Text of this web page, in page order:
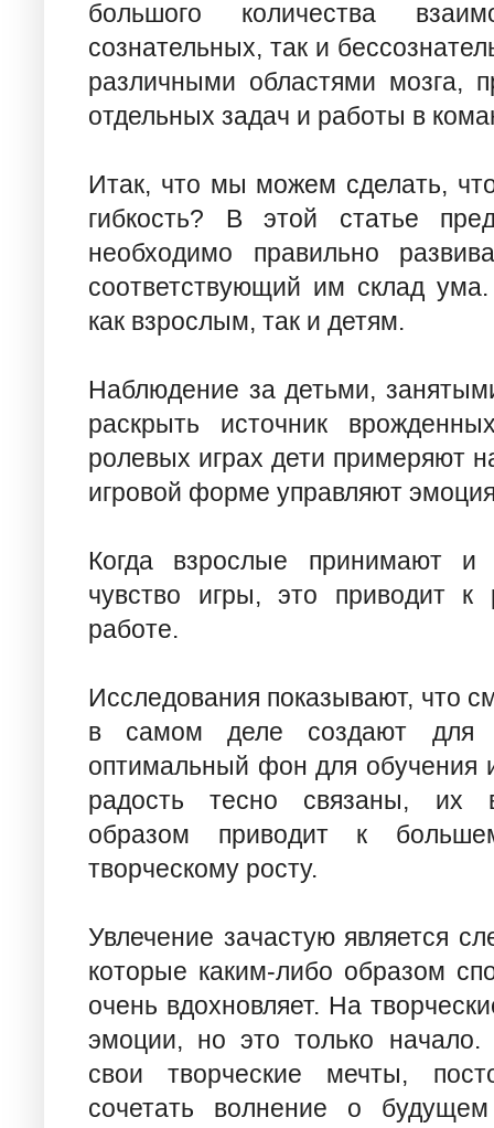
большого количества
сознательных, так и
различными областями мозга,
отдельных задач и работы в
Итак, что мы можем сделать,
гибкость? В этой статье
необходимо правильно
соответствующий им склад
как взрослым, так и детям.
Наблюдение за детьми,
раскрыть источник
ролевых играх дети примеряют
игровой форме управляют
Когда взрослые принимают и
чувство игры, это приводит
работе.
Исследования показывают, что
в самом деле создают для
оптимальный фон для обучения
радость тесно связаны, их
образом приводит к
творческому росту.
Увлечение зачастую является
которые каким-либо образом
очень вдохновляет. На
эмоции, но это только
свои творческие мечты,
сочетать волнение о